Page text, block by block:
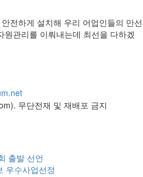
전하게 설치해 우리 어업인들의 만선
관리를 이뤄내는데 최선을 다하겠
무단전재 및 재배포 금지
출발 선언
우수사업선정